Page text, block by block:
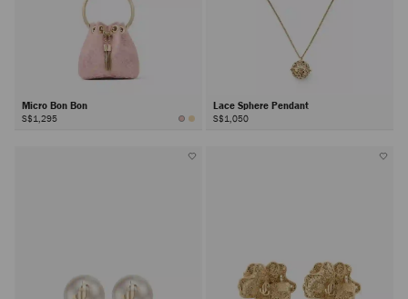
Micro Bon Bon
S$1,295
Lace Sphere Pendant
S$1,050